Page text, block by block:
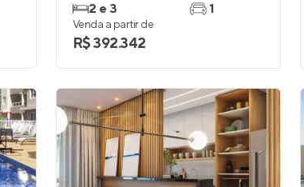
2 e 3
1
Venda a partir de
R$ 392.342